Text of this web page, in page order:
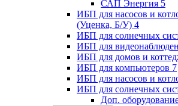
САП Энергия 5
ИБП для насосов и
(Уценка, Б/У) 4
ИБП для солнечных
ИБП для
ИБП для домов и
ИБП для компьютеров 7
ИБП для насосов и
ИБП для солнечных
Доп.